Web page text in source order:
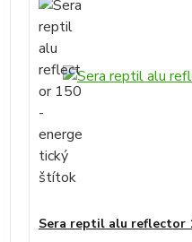
Sera reptil alu reflector